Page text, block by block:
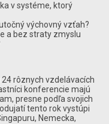
v systéme, ktorý
výchovný vzťah?
a bez straty zmyslu
rôznych vzdelávacích
konferencie majú
presne podľa svojich
tento rok vystúpi
Nemecka,